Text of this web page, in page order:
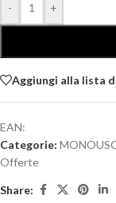
- +
Aggiungi alla lista
EAN:
Categorie:
Offerte
Share: